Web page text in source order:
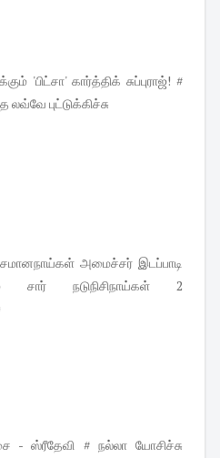
'பிட்சா' கார்த்திக் சுப்புராஜ்! #
புட்டுக்கிச்சு
அமைச்சர் இடப்பாடி
சார் நடுநிசிநாய்கள் 2
- ஸ்ரீதேவி # நல்லா யோசிச்சு